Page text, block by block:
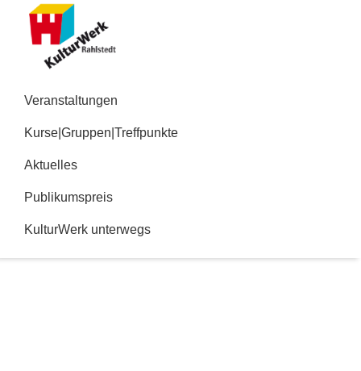
Hauptnavigation
springen
Inhalt
springen
Rahlstedt
Veranstaltungen
Kurse|Gruppen|Treffpunkte
Aktuelles
Publikumspreis
KulturWerk unterwegs